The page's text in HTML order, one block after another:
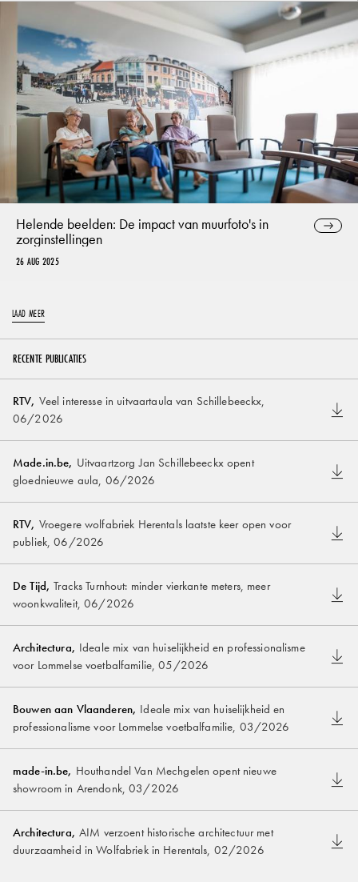
Helende beelden: De impact van muurfoto's in
zorginstellingen
26 AUG 2025
LAAD MEER
RECENTE PUBLICATIES
RTV, Veel interesse in uitvaartaula van Schillebeeckx,
06/2026
Made.in.be, Uitvaartzorg Jan Schillebeeckx opent
gloednieuwe aula, 06/2026
RTV, Vroegere wolfabriek Herentals laatste keer open voor
publiek,06/2026
De Tijd, Tracks Turnhout: minder vierkante meters, meer
woonkwaliteit,06/2026
Architectura, Ideale mix van huiselijkheid en professionalisme
voor Lommelse voetbalfamilie,05/2026
Bouwen aan Vlaanderen, Ideale mix van huiselijkheid en
professionalisme voor Lommelse voetbalfamilie, 03/2026
made-in.be, Houthandel Van Mechgelen opent nieuwe
showroom in Arendonk,03/2026
Architectura, AIM verzoent historische architectuur met
duurzaamheid in Wolfabriek in Herentals, 02/2026